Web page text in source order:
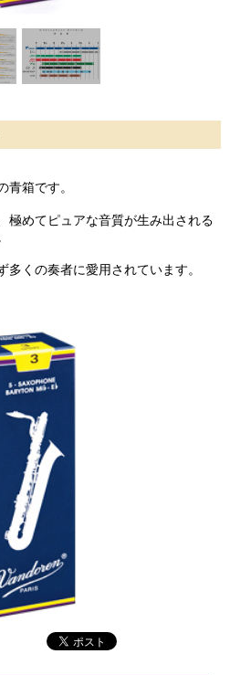
青箱です。
極めてピュアな音質が生み出される
多くの奏者に愛用されています。